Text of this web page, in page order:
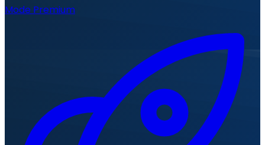
Mode Premium